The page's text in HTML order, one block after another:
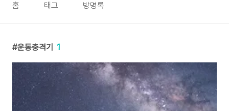
홈 태그 방명록
운동충격기 1